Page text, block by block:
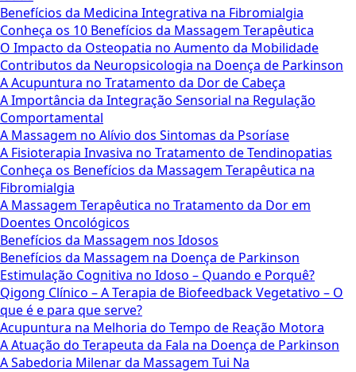
Benefícios da Medicina Integrativa na Fibromialgia
Conheça os 10 Benefícios da Massagem Terapêutica
O Impacto da Osteopatia no Aumento da Mobilidade
Contributos da Neuropsicologia na Doença de Parkinson
A Acupuntura no Tratamento da Dor de Cabeça
A Importância da Integração Sensorial na Regulação
Comportamental
A Massagem no Alívio dos Sintomas da Psoríase
A Fisioterapia Invasiva no Tratamento de Tendinopatias
Conheça os Benefícios da Massagem Terapêutica na
Fibromialgia
A Massagem Terapêutica no Tratamento da Dor em
Doentes Oncológicos
Benefícios da Massagem nos Idosos
Benefícios da Massagem na Doença de Parkinson
Estimulação Cognitiva no Idoso – Quando e Porquê?
Qigong Clínico – A Terapia de Biofeedback Vegetativo – O
que é e para que serve?
Acupuntura na Melhoria do Tempo de Reação Motora
A Atuação do Terapeuta da Fala na Doença de Parkinson
A Sabedoria Milenar da Massagem Tui Na